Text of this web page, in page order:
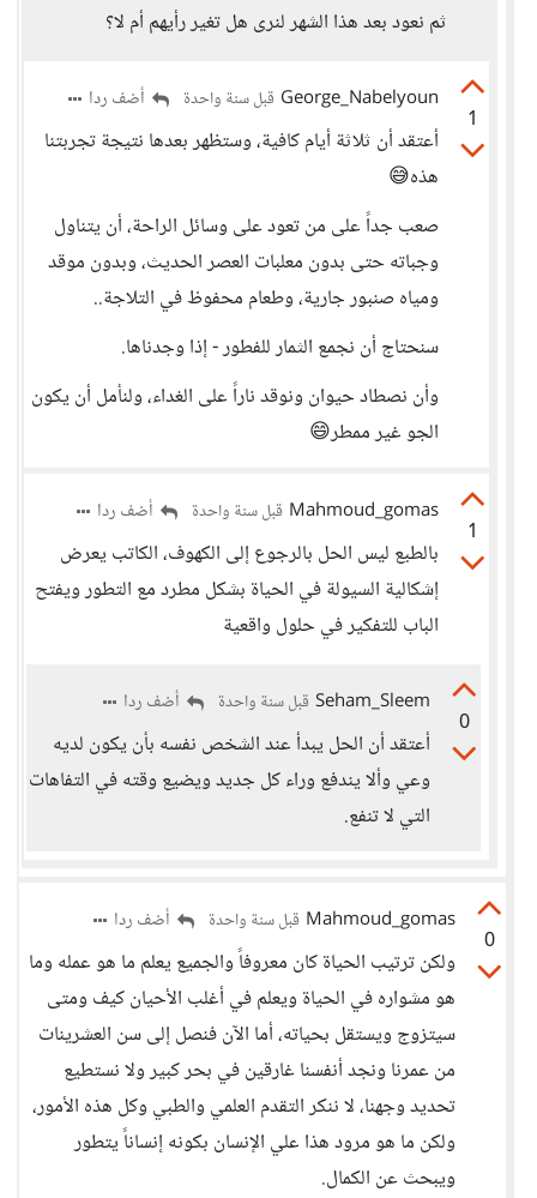
ثم نعود بعد هذا الشهر لنرى هل تغير رأيهم أم لا؟
1
George_Nabelyoun قبل سنة واحدة أضف ردا
أعتقد أن ثلاثة أيام كافية، وستظهر بعدها نتيجة تجربتنا
هذه😅
صعب جداً على من تعود على وسائل الراحة، أن يتناول
وجباته حتى بدون معلبات العصر الحديث، وبدون موقد
ومياه صنبور جارية، وطعام محفوظ في التلاجة..
سنحتاج أن نجمع الثمار للفطور - إذا وجدناها.
وأن نصطاد حيوان ونوقد ناراً على الغداء، ولنأمل أن يكون
الجو غير ممطر😄
1
Mahmoud_gomas قبل سنة واحدة أضف ردا
بالطبع ليس الحل بالرجوع إلى الكهوف، الكاتب يعرض
إشكالية السيولة في الحياة بشكل مطرد مع التطور ويفتح
الباب للتفكير في حلول واقعية
0
Seham_Sleem قبل سنة واحدة أضف ردا
أعتقد أن الحل يبدأ عند الشخص نفسه بأن يكون لديه
وعي وألا يندفع وراء كل جديد ويضيع وقته في التفاهات
التي لا تنفع.
0
Mahmoud_gomas قبل سنة واحدة أضف ردا
ولكن ترتيب الحياة كان معروفاً والجميع يعلم ما هو عمله وما
هو مشواره في الحياة ويعلم في أغلب الأحيان كيف ومتى
سيتزوج ويستقل بحياته، أما الآن فنصل إلى سن العشرينات
من عمرنا ونجد أنفسنا غارقين في بحر كبير ولا نستطيع
تحديد وجهنا، لا ننكر التقدم العلمي والطبي وكل هذه الأمور،
ولكن ما هو مرود هذا علي الإنسان بكونه إنساناً يتطور
ويبحث عن الكمال.